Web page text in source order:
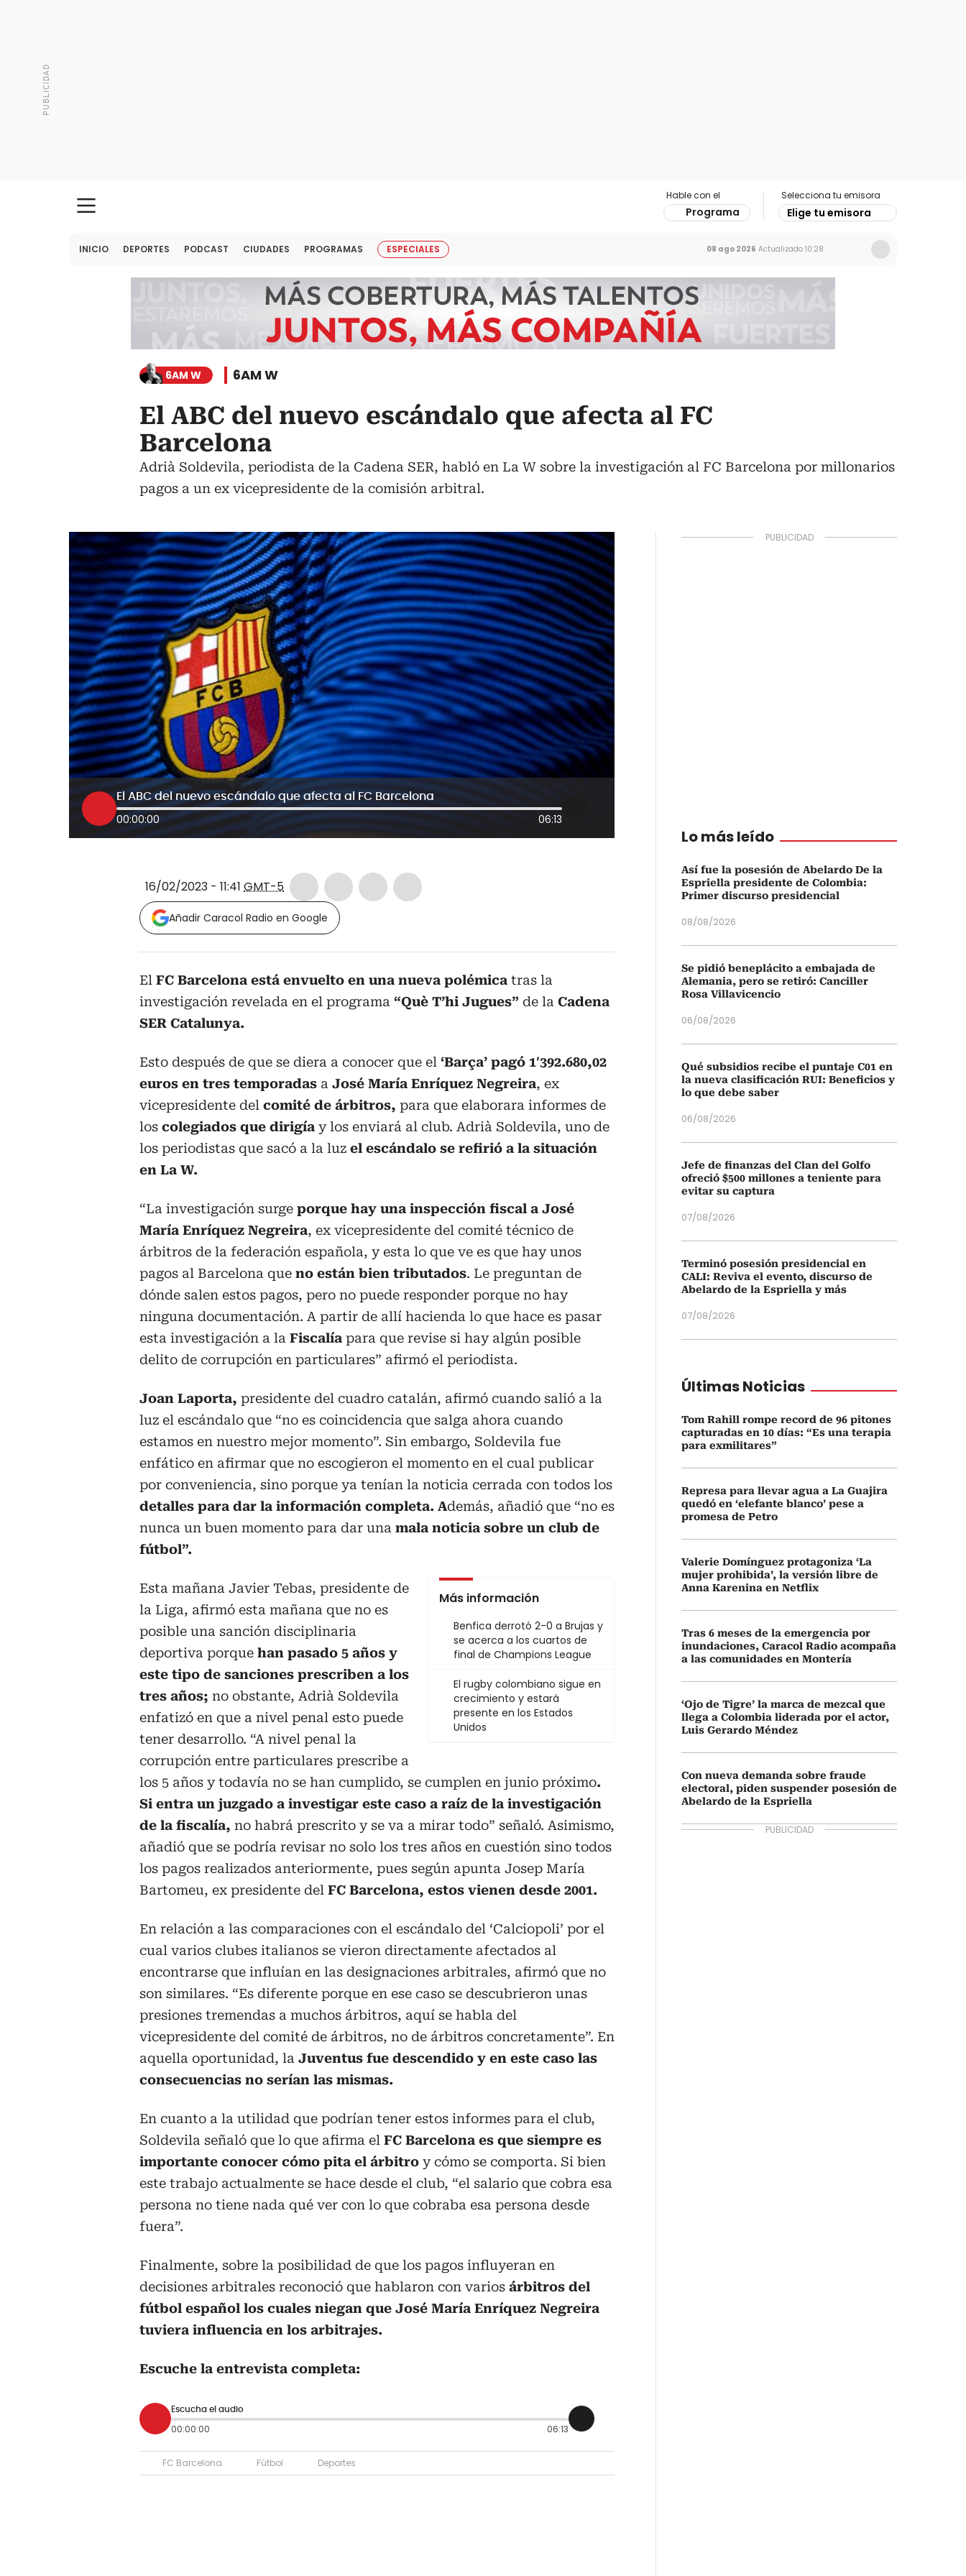
Hable con el
Programa
Selecciona tu emisora
Elige tu emisora
INICIO DEPORTES PODCAST CIUDADES PROGRAMAS ESPECIALES 08 ago 2026 Actualizado 10:28
6AM W 6AM W
El ABC del nuevo escándalo que afecta al FC
Barcelona
Adrià Soldevila, periodista de la Cadena SER, habló en La W sobre la investigación al FC Barcelona por millonarios
pagos a un ex vicepresidente de la comisión arbitral.
El ABC del nuevo escándalo que afecta al FC Barcelona
00:00:00 06:13
16/02/2023 - 11:41 GMT-5
Añadir Caracol Radio en Google
El FC Barcelona está envuelto en una nueva polémica tras la
investigación revelada en el programa “Què T’hi Jugues” de la Cadena
SER Catalunya.
Esto después de que se diera a conocer que el ‘Barça’ pagó 1′392.680,02
euros en tres temporadas a José María Enríquez Negreira, ex
vicepresidente del comité de árbitros, para que elaborara informes de
los colegiados que dirigía y los enviará al club. Adrià Soldevila, uno de
los periodistas que sacó a la luz el escándalo se refirió a la situación
en La W.
“La investigación surge porque hay una inspección fiscal a José
María Enríquez Negreira, ex vicepresidente del comité técnico de
árbitros de la federación española, y esta lo que ve es que hay unos
pagos al Barcelona que no están bien tributados. Le preguntan de
dónde salen estos pagos, pero no puede responder porque no hay
ninguna documentación. A partir de allí hacienda lo que hace es pasar
esta investigación a la Fiscalía para que revise si hay algún posible
delito de corrupción en particulares” afirmó el periodista.
Joan Laporta, presidente del cuadro catalán, afirmó cuando salió a la
luz el escándalo que “no es coincidencia que salga ahora cuando
estamos en nuestro mejor momento”. Sin embargo, Soldevila fue
enfático en afirmar que no escogieron el momento en el cual publicar
por conveniencia, sino porque ya tenían la noticia cerrada con todos los
detalles para dar la información completa. Además, añadió que “no es
nunca un buen momento para dar una mala noticia sobre un club de
fútbol”.
Más información
Benfica derrotó 2-0 a Brujas y
se acerca a los cuartos de
final de Champions League
El rugby colombiano sigue en
crecimiento y estará
presente en los Estados
Unidos
Esta mañana Javier Tebas, presidente de
la Liga, afirmó esta mañana que no es
posible una sanción disciplinaria
deportiva porque han pasado 5 años y
este tipo de sanciones prescriben a los
tres años; no obstante, Adrià Soldevila
enfatizó en que a nivel penal esto puede
tener desarrollo. “A nivel penal la
corrupción entre particulares prescribe a
los 5 años y todavía no se han cumplido, se cumplen en junio próximo.
Si entra un juzgado a investigar este caso a raíz de la investigación
de la fiscalía, no habrá prescrito y se va a mirar todo” señaló. Asimismo,
añadió que se podría revisar no solo los tres años en cuestión sino todos
los pagos realizados anteriormente, pues según apunta Josep María
Bartomeu, ex presidente del FC Barcelona, estos vienen desde 2001.
En relación a las comparaciones con el escándalo del ‘Calciopoli’ por el
cual varios clubes italianos se vieron directamente afectados al
encontrarse que influían en las designaciones arbitrales, afirmó que no
son similares. “Es diferente porque en ese caso se descubrieron unas
presiones tremendas a muchos árbitros, aquí se habla del
vicepresidente del comité de árbitros, no de árbitros concretamente”. En
aquella oportunidad, la Juventus fue descendido y en este caso las
consecuencias no serían las mismas.
En cuanto a la utilidad que podrían tener estos informes para el club,
Soldevila señaló que lo que afirma el FC Barcelona es que siempre es
importante conocer cómo pita el árbitro y cómo se comporta. Si bien
este trabajo actualmente se hace desde el club, “el salario que cobra esa
persona no tiene nada qué ver con lo que cobraba esa persona desde
fuera”.
Finalmente, sobre la posibilidad de que los pagos influyeran en
decisiones arbitrales reconoció que hablaron con varios árbitros del
fútbol español los cuales niegan que José María Enríquez Negreira
tuviera influencia en los arbitrajes.
Escuche la entrevista completa:
Escucha el audio
00:00:00 06:13
FC Barcelona Fútbol Deportes
Lo más leído
Así fue la posesión de Abelardo De la
Espriella presidente de Colombia:
Primer discurso presidencial
08/08/2026
Se pidió beneplácito a embajada de
Alemania, pero se retiró: Canciller
Rosa Villavicencio
06/08/2026
Qué subsidios recibe el puntaje C01 en
la nueva clasificación RUI: Beneficios y
lo que debe saber
06/08/2026
Jefe de finanzas del Clan del Golfo
ofreció $500 millones a teniente para
evitar su captura
07/08/2026
Terminó posesión presidencial en
CALI: Reviva el evento, discurso de
Abelardo de la Espriella y más
07/08/2026
Últimas Noticias
Tom Rahill rompe record de 96 pitones
capturadas en 10 días: “Es una terapia
para exmilitares”
Represa para llevar agua a La Guajira
quedó en ‘elefante blanco’ pese a
promesa de Petro
Valerie Domínguez protagoniza ‘La
mujer prohibida’, la versión libre de
Anna Karenina en Netflix
Tras 6 meses de la emergencia por
inundaciones, Caracol Radio acompaña
a las comunidades en Montería
‘Ojo de Tigre’ la marca de mezcal que
llega a Colombia liderada por el actor,
Luis Gerardo Méndez
Con nueva demanda sobre fraude
electoral, piden suspender posesión de
Abelardo de la Espriella